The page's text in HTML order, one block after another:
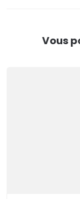
Vous